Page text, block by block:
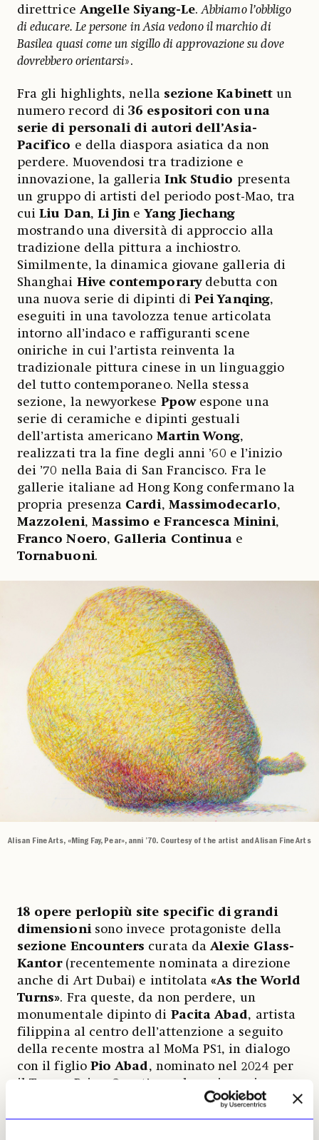
direttrice Angelle Siyang-Le.Abbiamo l’obbligo
di educare. Le persone in Asia vedono il marchio di
Basilea quasi come un sigillo di approvazione su dove
dovrebbero orientarsi».
Fra gli highlights, nella sezione Kabinettun
numero record di36 espositori con una
serie di personali di autori dell’Asia-
Pacifico e della diaspora asiatica da non
perdere. Muovendosi tra tradizione e
innovazione, la galleria Ink Studio presenta
un gruppo di artisti del periodo post-Mao, tra
cuiLiu Dan, Li JineYang Jiechang
mostrando una diversità di approccio alla
tradizione della pittura a inchiostro.
Similmente, la dinamica giovane galleria di
Shanghai Hive contemporarydebutta con
una nuova serie di dipinti diPei Yanqing,
eseguiti in una tavolozza tenue articolata
intorno all’indaco e raffiguranti scene
oniriche in cui l’artista reinventa la
tradizionale pittura cinese in un linguaggio
del tutto contemporaneo. Nella stessa
sezione, la newyorkese Ppowespone una
serie di ceramiche e dipinti gestuali
dell’artista americano Martin Wong,
realizzati tra la fine degli anni ’60 e l’inizio
dei ’70 nella Baia di San Francisco. Fra le
gallerie italiane ad Hong Kong confermano la
propria presenza Cardi, Massimodecarlo,
Mazzoleni, Massimo e Francesca Minini,
Franco Noero, Galleria Continua e
Tornabuoni.
Alisan Fine Arts, «Ming Fay, Pear», anni ’70. Courtesy of the artist and Alisan Fine Arts
18 opere perlopiù site specific di grandi
dimensioni sono invece protagoniste della
sezione Encounters curata daAlexie Glass-
Kantor(recentemente nominata a direzione
anche di Art Dubai) e intitolata«As the World
Turns». Fra queste, da non perdere, un
monumentale dipinto di Pacita Abad, artista
filippina al centro dell’attenzione a seguito
della recente mostra al MoMa PS1, in dialogo
con il figlio Pio Abad, nominato nel 2024 per
il Turner Prize. Quest’anno la sezione si
estende anche fuori fiera, con un offsite
presso il Pacific Place Park Court, dove